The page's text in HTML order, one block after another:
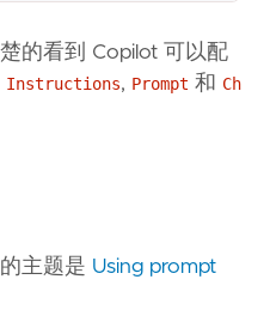
的看到 Copilot 可以配
Instructions, Prompt 和 Ch
主题是 Using prompt